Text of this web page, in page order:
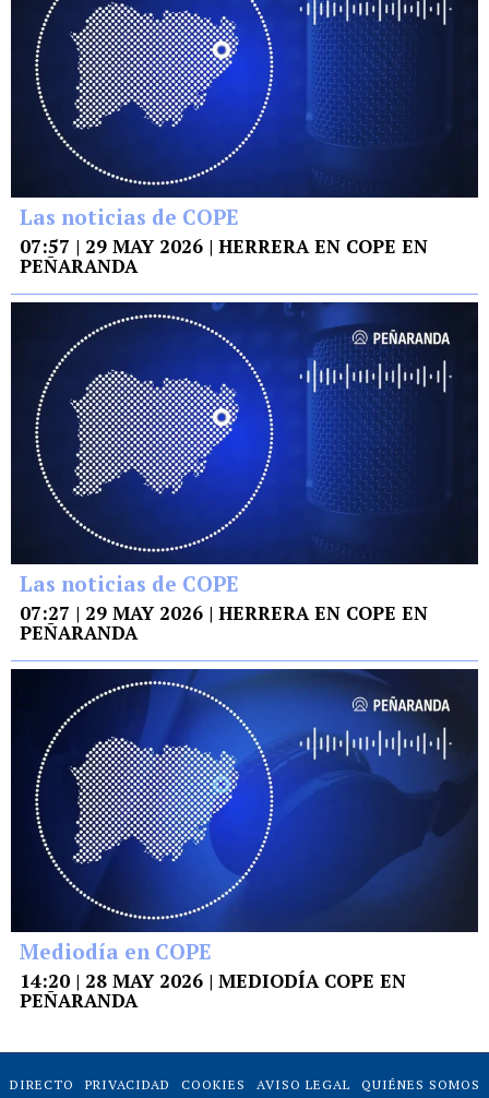
Las noticias de COPE
07:57 | 29 MAY 2026 | HERRERA EN COPE EN
PEÑARANDA
Las noticias de COPE
07:27 | 29 MAY 2026 | HERRERA EN COPE EN
PEÑARANDA
Mediodía en COPE
14:20 | 28 MAY 2026 | MEDIODÍA COPE EN
PEÑARANDA
DIRECTO PRIVACIDAD COOKIES AVISO LEGAL
QUIÉNES SOMOS